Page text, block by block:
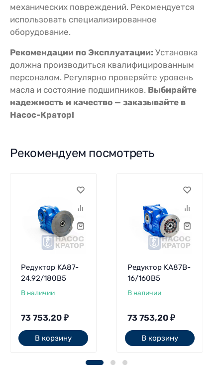
механических повреждений. Рекомендуется
использовать специализированное
оборудование.
Рекомендации по Эксплуатации: Установка
должна производиться квалифицированным
персоналом. Регулярно проверяйте уровень
масла и состояние подшипников. Выбирайте
надежность и качество — заказывайте в
Насос-Кратор!
Рекомендуем посмотреть
Редуктор KA87-
24.92/180В5
В наличии
73 753,20 ₽
В корзину
Редуктор KA87B-
16/160В5
В наличии
73 753,20 ₽
В корзину